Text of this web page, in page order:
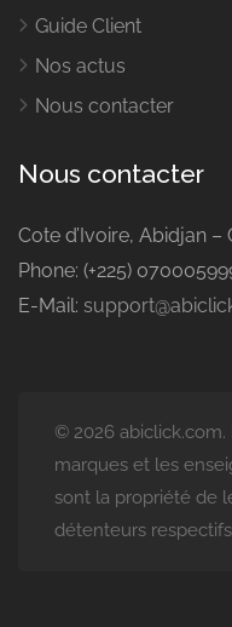
Guide Client
Nos actus
Nous contacter
Nous contacter
Cote d’Ivoire, Abidjan
Phone: (+225)
E-Mail:
© 2026 abiclick.com.
marques et les
sont la propriété de
détenteurs